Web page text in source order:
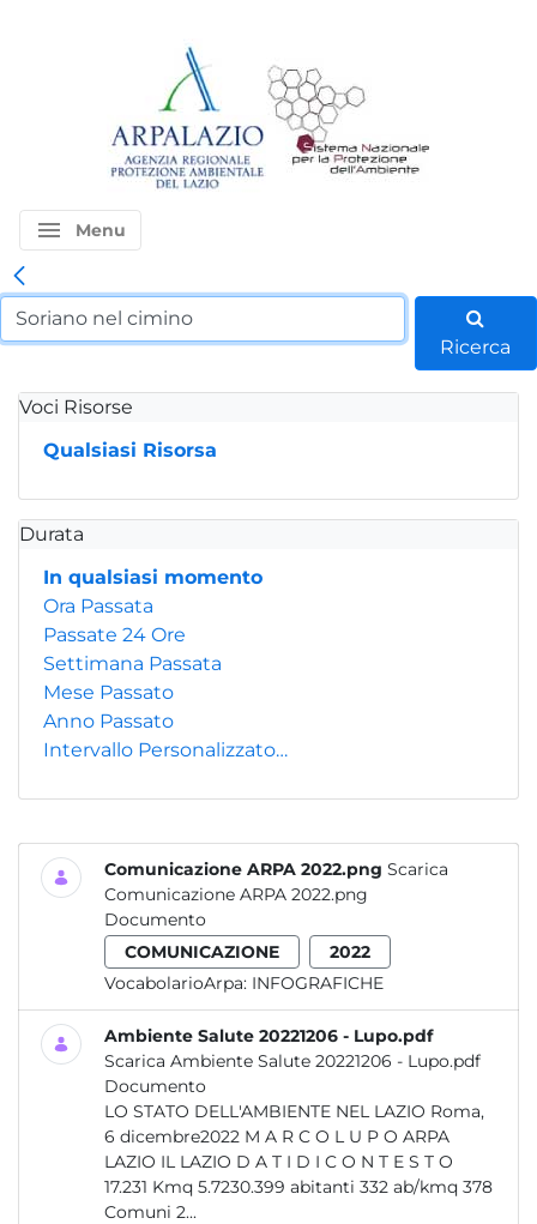
menu Menu
Ricerca
Voci Risorse
Qualsiasi Risorsa
Durata
In qualsiasi momento
Ora Passata
Passate 24 Ore
Settimana Passata
Mese Passato
Anno Passato
Intervallo Personalizzato…
Comunicazione ARPA 2022.png Scarica
Comunicazione ARPA 2022.png
Documento
COMUNICAZIONE
2022
VocabolarioArpa: INFOGRAFICHE
Ambiente Salute 20221206 - Lupo.pdf
Scarica Ambiente Salute 20221206 - Lupo.pdf
Documento
LO STATO DELL'AMBIENTE NEL LAZIO Roma,
6 dicembre2022 M A R C O L U P O ARPA
LAZIO IL LAZIO D A T I D I C O N T E S T O
17.231 Kmq 5.7230.399 abitanti 332 ab/kmq 378
Comuni 2...